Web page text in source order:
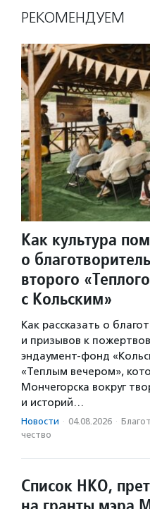
РЕКОМЕНДУЕМ
Как культура
о
второго
с Кольским»
Как рассказать о
и призывов к
эндаумент-фонд
«Теплым вечером»,
Мончегорска вокруг
и историй…
Новости · 04.08.2026 ·
чест­во
Список НКО,